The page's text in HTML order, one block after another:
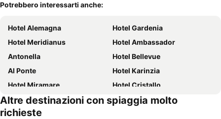
Potrebbero interessarti anche:
Hotel Alemagna
Hotel Gardenia
Hotel Meridianus
Hotel Ambassador
Antonella
Hotel Bellevue
Al Ponte
Hotel Karinzia
Hotel Miramare
Hotel Cristallo
Hotel Corallo
Hotel San Giorgio Resort****s
Hotel Splendid
Altre destinazioni con spiaggia molto
richieste